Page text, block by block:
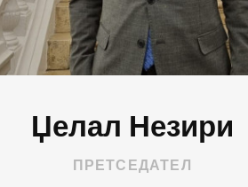
Џелал Незири
ПРЕТСЕДАТЕЛ